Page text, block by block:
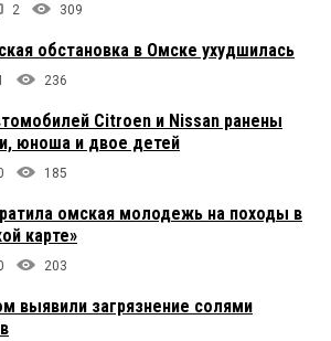
2 309
обстановка в Омске ухудшилась
236
Citroen и Nissan ранены
юноша и двое детей
185
омская молодежь на походы в
карте»
203
выявили загрязнение солями